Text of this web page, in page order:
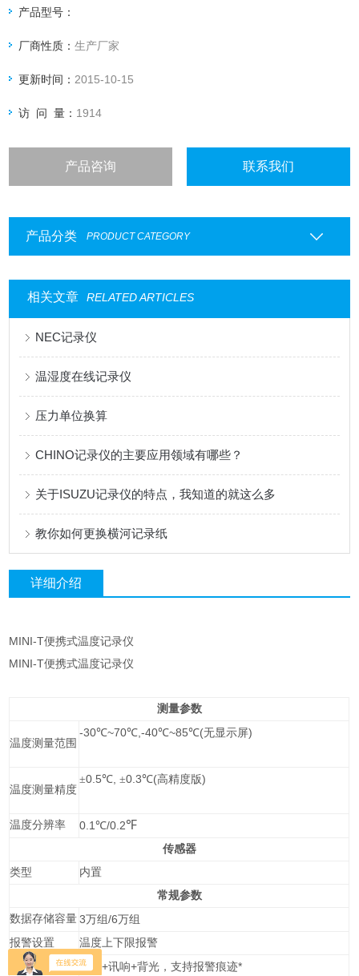
温度分辨率0.1℃/0.2℉
产品型号：
厂商性质：生产厂家
更新时间： 2015-10-15
访 问 量： 1914
产品咨询 联系我们
产品分类 PRODUCT CATEGORY
相关文章 RELATED ARTICLES
NEC记录仪
温湿度在线记录仪
压力单位换算
CHINO记录仪的主要应用领域有哪些？
关于ISUZU记录仪的特点，我知道的就这么多
教你如何更换横河记录纸
详细介绍
MINI-T便携式温度记录仪
MINI-T便携式温度记录仪
测量参数
温度测量范围
-30℃~70℃ ,-40℃~85℃(无显示屏)
温度测量精度
±0.5℃ ,±0.3℃(高精度版)
温度分辨率 0.1℃/0.2℉
传感器
类型
内置
常规参数
数据存储容量 3万组/6万组
报警设置
温度上下限报警
报警提示
显示+讯响+背光，支持报警痕迹*